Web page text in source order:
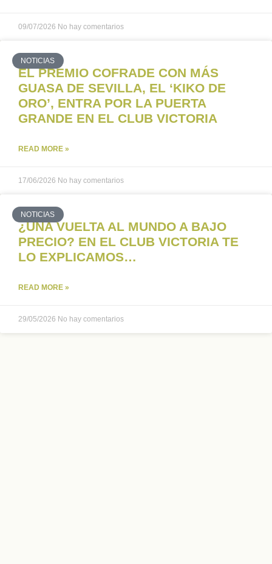
09/07/2026 No hay comentarios
NOTICIAS
EL PREMIO COFRADE CON MÁS
GUASA DE SEVILLA, EL ‘KIKO DE
ORO’, ENTRA POR LA PUERTA
GRANDE EN EL CLUB VICTORIA
READ MORE »
17/06/2026 No hay comentarios
NOTICIAS
¿UNA VUELTA AL MUNDO A BAJO
PRECIO? EN EL CLUB VICTORIA TE
LO EXPLICAMOS…
READ MORE »
29/05/2026 No hay comentarios